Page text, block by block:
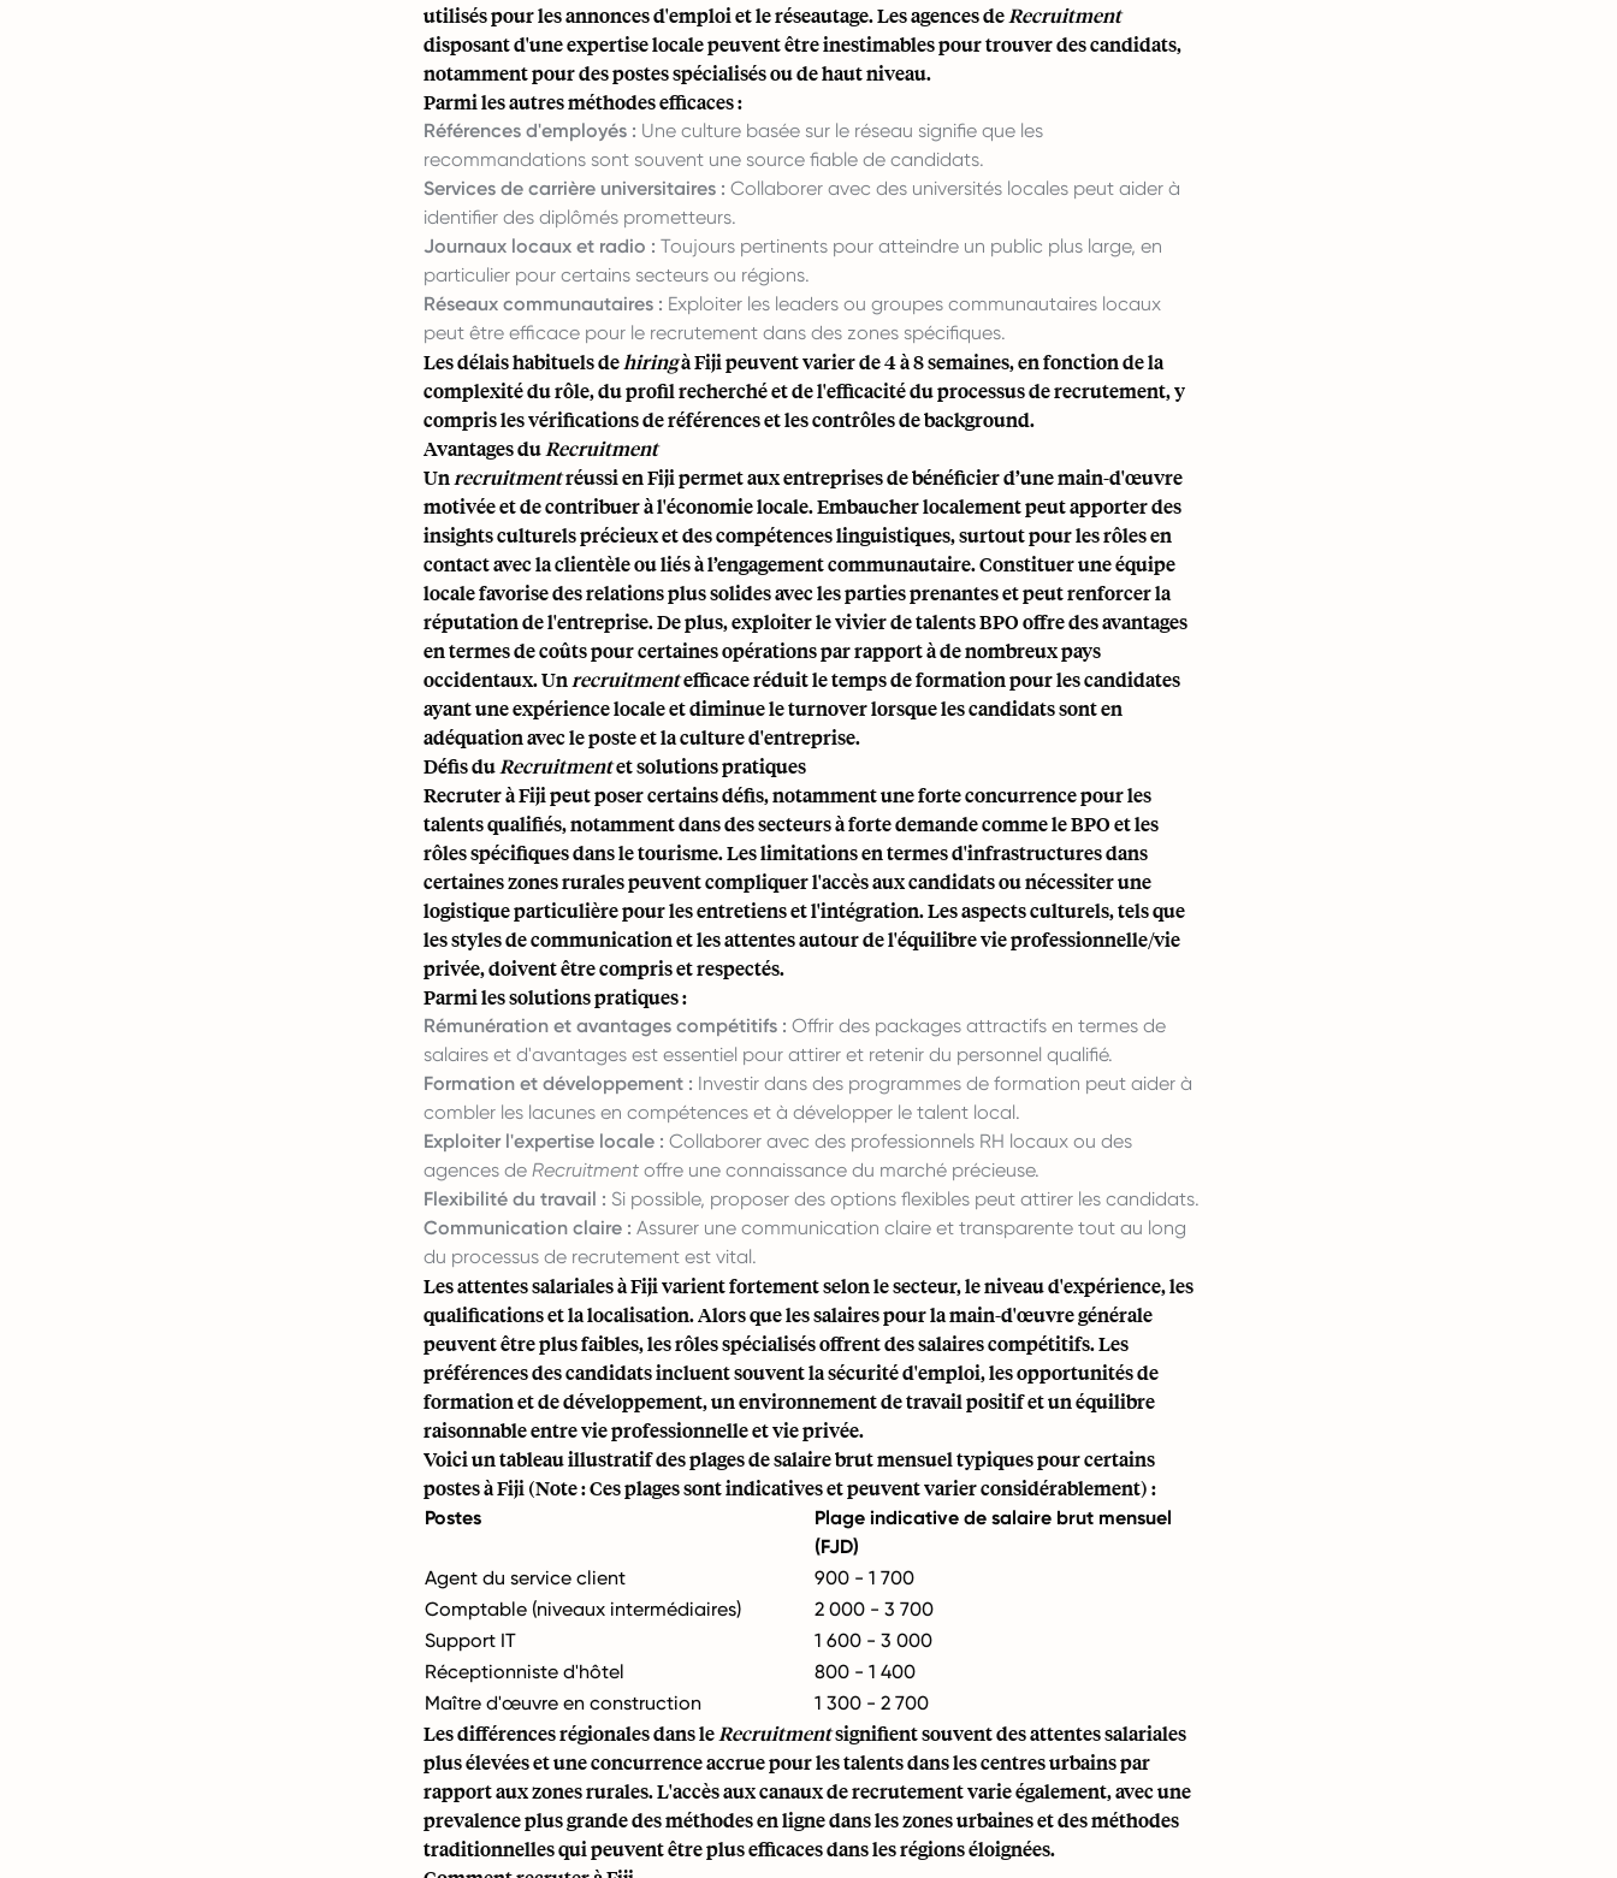
utilisés pour les annonces d'emploi et le réseautage. Les agences de Recruitment
disposant d'une expertise locale peuvent être inestimables pour trouver des candidats,
notamment pour des postes spécialisés ou de haut niveau.
Parmi les autres méthodes efficaces :
Références d'employés : Une culture basée sur le réseau signifie que les
recommandations sont souvent une source fiable de candidats.
Services de carrière universitaires : Collaborer avec des universités locales peut aider à
identifier des diplômés prometteurs.
Journaux locaux et radio : Toujours pertinents pour atteindre un public plus large, en
particulier pour certains secteurs ou régions.
Réseaux communautaires : Exploiter les leaders ou groupes communautaires locaux
peut être efficace pour le recrutement dans des zones spécifiques.
Les délais habituels dehiringà Fiji peuvent varier de 4 à 8 semaines, en fonction de la
complexité du rôle, du profil recherché et de l'efficacité du processus de recrutement, y
compris les vérifications de références et les contrôles de background.
Avantages du Recruitment
Un recruitmentréussi en Fiji permet aux entreprises de bénéficier d’une main-d'œuvre
motivée et de contribuer à l'économie locale. Embaucher localement peut apporter des
insights culturels précieux et des compétences linguistiques, surtout pour les rôles en
contact avec la clientèle ou liés à l’engagement communautaire. Constituer une équipe
locale favorise des relations plus solides avec les parties prenantes et peut renforcer la
réputation de l'entreprise. De plus, exploiter le vivier de talents BPO offre des avantages
en termes de coûts pour certaines opérations par rapport à de nombreux pays
occidentaux. Un recruitmentefficace réduit le temps de formation pour les candidates
ayant une expérience locale et diminue le turnover lorsque les candidats sont en
adéquation avec le poste et la culture d'entreprise.
Défis du Recruitmentet solutions pratiques
Recruter à Fiji peut poser certains défis, notamment une forte concurrence pour les
talents qualifiés, notamment dans des secteurs à forte demande comme le BPO et les
rôles spécifiques dans le tourisme. Les limitations en termes d'infrastructures dans
certaines zones rurales peuvent compliquer l'accès aux candidats ou nécessiter une
logistique particulière pour les entretiens et l'intégration. Les aspects culturels, tels que
les styles de communication et les attentes autour de l'équilibre vie professionnelle/vie
privée, doivent être compris et respectés.
Parmi les solutions pratiques :
Rémunération et avantages compétitifs : Offrir des packages attractifs en termes de
salaires et d'avantages est essentiel pour attirer et retenir du personnel qualifié.
Formation et développement : Investir dans des programmes de formation peut aider à
combler les lacunes en compétences et à développer le talent local.
Exploiter l'expertise locale : Collaborer avec des professionnels RH locaux ou des
agences de Recruitment offre une connaissance du marché précieuse.
Flexibilité du travail : Si possible, proposer des options flexibles peut attirer les candidats.
Communication claire : Assurer une communication claire et transparente tout au long
du processus de recrutement est vital.
Les attentes salariales à Fiji varient fortement selon le secteur, le niveau d'expérience, les
qualifications et la localisation. Alors que les salaires pour la main-d'œuvre générale
peuvent être plus faibles, les rôles spécialisés offrent des salaires compétitifs. Les
préférences des candidats incluent souvent la sécurité d'emploi, les opportunités de
formation et de développement, un environnement de travail positif et un équilibre
raisonnable entre vie professionnelle et vie privée.
Voici un tableau illustratif des plages de salaire brut mensuel typiques pour certains
postes à Fiji (Note : Ces plages sont indicatives et peuvent varier considérablement) :
Postes
Plage indicative de salaire brut mensuel
(FJD)
Agent du service client
900 - 1 700
Comptable (niveaux intermédiaires)
2 000 - 3 700
Support IT
1 600 - 3 000
Réceptionniste d'hôtel
800 - 1 400
Maître d'œuvre en construction
1 300 - 2 700
Les différences régionales dans le Recruitmentsignifient souvent des attentes salariales
plus élevées et une concurrence accrue pour les talents dans les centres urbains par
rapport aux zones rurales. L'accès aux canaux de recrutement varie également, avec une
prevalence plus grande des méthodes en ligne dans les zones urbaines et des méthodes
traditionnelles qui peuvent être plus efficaces dans les régions éloignées.